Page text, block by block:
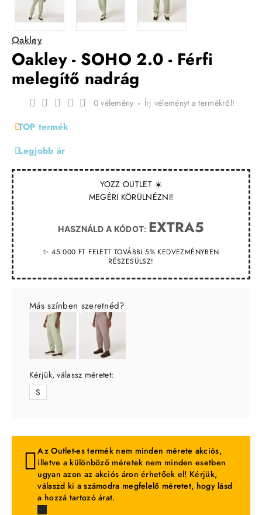
Oakley
Oakley - SOHO 2.0 - Férfi
melegítő nadrág
YOZZ OUTLET ☀️
MEGÉRI KÖRÜLNÉZNI!
HASZNÁLD A KÓDOT: EXTRA5
✨ 45.000 FT FELETT TOVÁBBI 5% KEDVEZMÉNYBEN
RÉSZESÜLSZ!
TOP termék
Legjobb ár
0 vélemény - Írj véleményt a termékről!
Más színben szeretnéd?
Kérjük, válassz méretet:
S
Az Outlet-es termék nem minden mérete akciós,
illetve a különböző méretek nem minden esetben
ugyan azon az akciós áron érhetőek el! Kérjük,
válaszd ki a számodra megfelelő méretet, hogy lásd
a hozzá tartozó árat.